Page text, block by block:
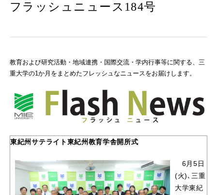
フラッシュニュース184号
教育および研究活動・地域連携・国際交流・学内行事等に関する、三
重大学の1か月をまとめたフレッシュなニュースをお届けします。
東紀州サテライト東紀州教育学舎開所式
6月5日
(火)､三重
大学東紀